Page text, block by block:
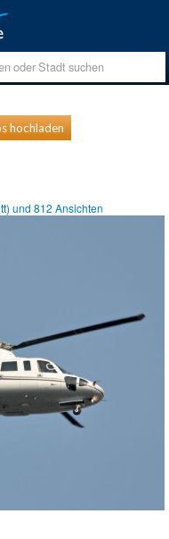
hochladen
und812 Ansichten